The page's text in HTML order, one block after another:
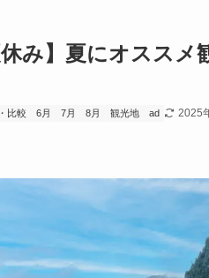
休み】夏にオスス
比較 6月 7月 8月 観光地 ad 2025